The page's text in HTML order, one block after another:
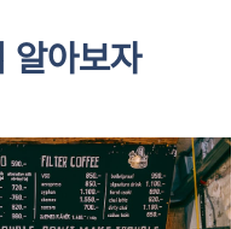
알아보자